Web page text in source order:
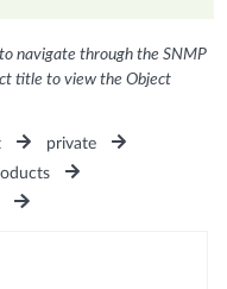
navigate through the SNMP
title to view the Object
private